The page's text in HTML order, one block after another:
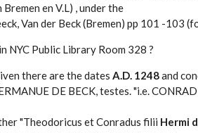
en V.L) , under the
Van der Beck (Bremen) pp 101 -103
NYC Public Library Room 328 ?
there are the dates A.D. 1248and
DE BECK, testes. "i.e.
"Theodoricus et Conradus filii Hermi